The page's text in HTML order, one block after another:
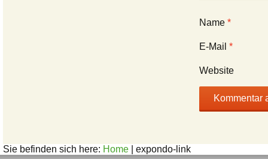
Name *
E-Mail *
Website
Sie befinden sich here: Home | expondo-link